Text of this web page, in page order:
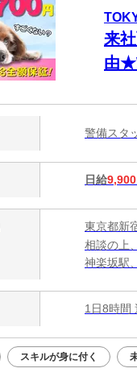
来
由
ト
警備スタ
日給9,900
東京都新
相談の上
神楽坂駅
1日8時間
スキルが身に付く